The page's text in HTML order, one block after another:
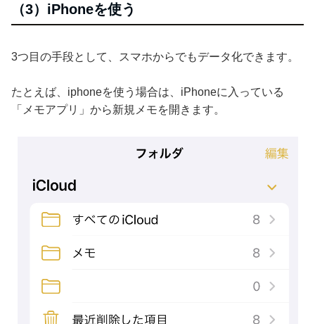
（3）iPhoneを使う
3つ目の手段として、スマホからでもデータ化できます。
たとえば、iphoneを使う場合は、iPhoneに入っている
「メモアプリ」から新規メモを開きます。